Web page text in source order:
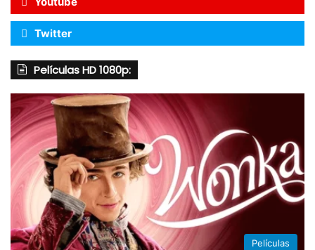
Twitter
Películas HD 1080p:
Películas